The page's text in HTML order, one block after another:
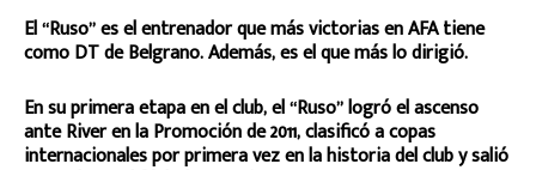
El “Ruso” es el entrenador que más victorias en AFA tiene
como DT de Belgrano. Además, es el que más lo dirigió.
En su primera etapa en el club, el “Ruso” logró el ascenso
ante River en la Promoción de 2011, clasificó a copas
internacionales por primera vez en la historia del club y salió